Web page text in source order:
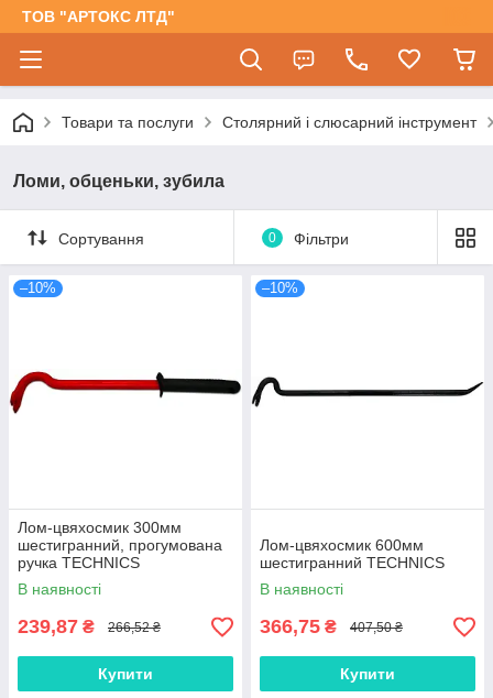
ТОВ "АРТОКС ЛТД"
Товари та послуги Столярний і слюсарний інструмент
Ломи, обценьки, зубила
Сортування 0 Фільтри
–10%
Лом-цвяхосмик 300мм
шестигранний, прогумована
ручка TECHNICS
В наявності
239,87 ₴ 266,52 ₴
Купити
–10%
Лом-цвяхосмик 600мм
шестигранний TECHNICS
В наявності
366,75 ₴ 407,50 ₴
Купити